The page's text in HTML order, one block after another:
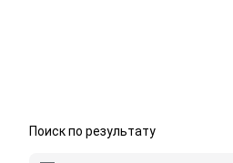
Поиск по результату